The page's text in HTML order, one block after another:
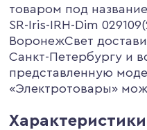
товаром под
SR-Iris-IRH-Dim
ВоронежСвет
Санкт-Петербургу и
представленную
«Электротовары»
Характеристики